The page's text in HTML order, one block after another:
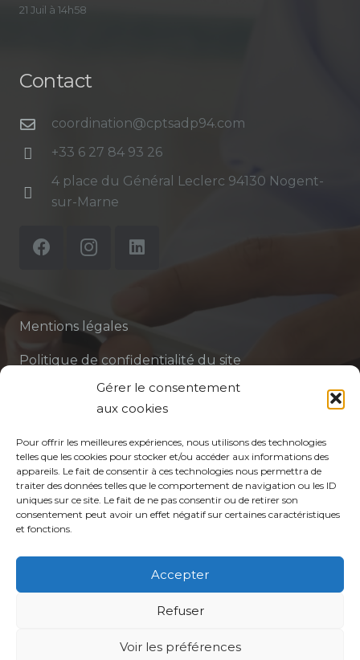
Gérer le consentement
aux cookies
Pour offrir les meilleures expériences, nous utilisons des technologies
telles que les cookies pour stocker et/ou accéder aux informations des
appareils. Le fait de consentir à ces technologies nous permettra de
traiter des données telles que le comportement de navigation ou les ID
uniques sur ce site. Le fait de ne pas consentir ou de retirer son
consentement peut avoir un effet négatif sur certaines caractéristiques
et fonctions.
Accepter
Refuser
Voir les préférences
21 Juil à 14h58
Contact
coordination@cptsadp94.com
+33 6 27 84 93 26
4 place du Général Leclerc 94130 Nogent-
sur-Marne
Mentions légales
Politique de confidentialité du site
Politique de protection des données de la CPTS
Votre CPTS
Professionnels de santé